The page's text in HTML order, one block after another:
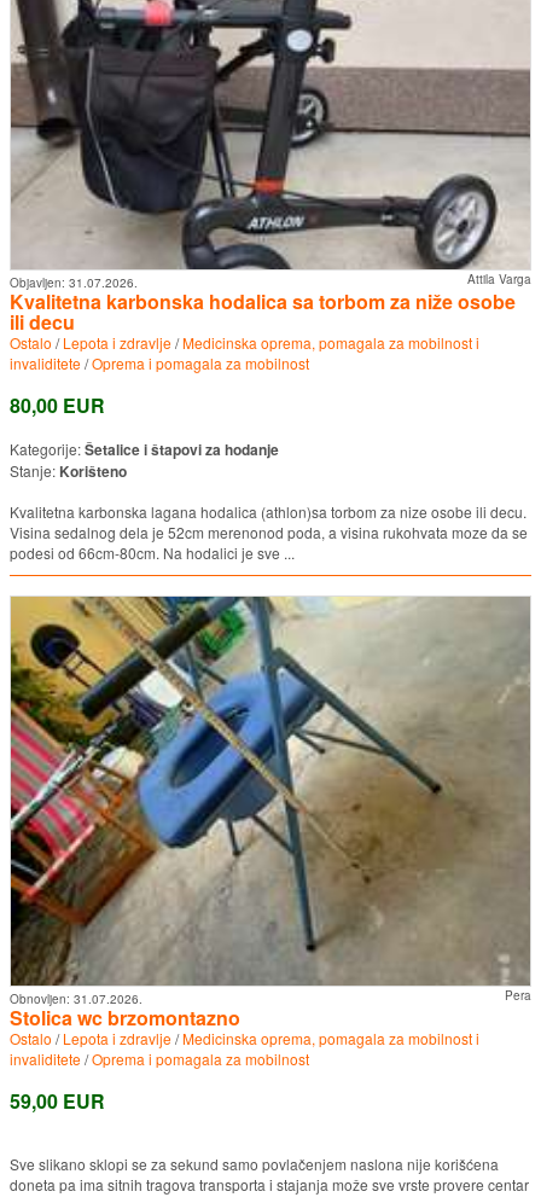
Attila Varga
Objavljen: 31.07.2026.
Kvalitetna karbonska hodalica sa torbom za niže osobe
ili decu
Ostalo /Lepota i zdravlje/Medicinska oprema, pomagala za mobilnost i
invaliditete/Oprema i pomagala za mobilnost
80,00 EUR
Kategorije:Šetalice i štapovi za hodanje
Stanje: Korišteno
Kvalitetna karbonska lagana hodalica (athlon)sa torbom za nize osobe ili decu.
Visina sedalnog dela je 52cm merenonod poda, a visina rukohvata moze da se
podesi od 66cm-80cm. Na hodalici je sve ...
Pera
Obnovljen: 31.07.2026.
Stolica wc brzomontazno
Ostalo /Lepota i zdravlje/Medicinska oprema, pomagala za mobilnost i
invaliditete/Oprema i pomagala za mobilnost
59,00 EUR
Sve slikano sklopi se za sekund samo povlačenjem naslona nije korišćena
doneta pa ima sitnih tragova transporta i stajanja može sve vrste provere centar